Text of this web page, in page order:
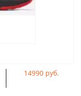
14990 руб.